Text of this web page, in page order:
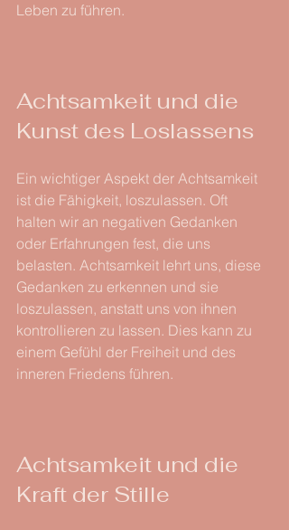
Leben zu führen.
Achtsamkeit und die
Kunst des Loslassens
Ein wichtiger Aspekt der Achtsamkeit
ist die Fähigkeit, loszulassen. Oft
halten wir an negativen Gedanken
oder Erfahrungen fest, die uns
belasten. Achtsamkeit lehrt uns, diese
Gedanken zu erkennen und sie
loszulassen, anstatt uns von ihnen
kontrollieren zu lassen. Dies kann zu
einem Gefühl der Freiheit und des
inneren Friedens führen.
Achtsamkeit und die
Kraft der Stille